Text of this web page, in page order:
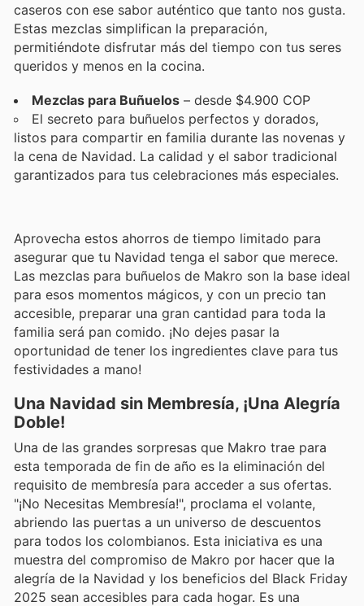
caseros con ese sabor auténtico que tanto nos gusta.
Estas mezclas simplifican la preparación,
permitiéndote disfrutar más del tiempo con tus seres
queridos y menos en la cocina.
Mezclas para Buñuelos – desde $4.900 COP
El secreto para buñuelos perfectos y dorados,
listos para compartir en familia durante las novenas y
la cena de Navidad. La calidad y el sabor tradicional
garantizados para tus celebraciones más especiales.
Aprovecha estos ahorros de tiempo limitado para
asegurar que tu Navidad tenga el sabor que merece.
Las mezclas para buñuelos de Makro son la base ideal
para esos momentos mágicos, y con un precio tan
accesible, preparar una gran cantidad para toda la
familia será pan comido. ¡No dejes pasar la
oportunidad de tener los ingredientes clave para tus
festividades a mano!
Una Navidad sin Membresía, ¡Una Alegría
Doble!
Una de las grandes sorpresas que Makro trae para
esta temporada de fin de año es la eliminación del
requisito de membresía para acceder a sus ofertas.
"¡No Necesitas Membresía!", proclama el volante,
abriendo las puertas a un universo de descuentos
para todos los colombianos. Esta iniciativa es una
muestra del compromiso de Makro por hacer que la
alegría de la Navidad y los beneficios del Black Friday
2025 sean accesibles para cada hogar. Es una